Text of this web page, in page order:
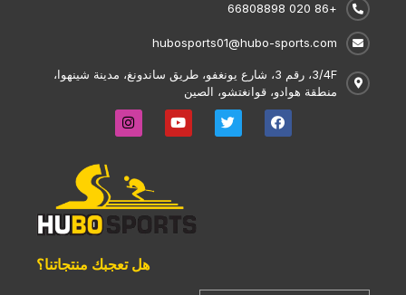
+86 020 66808898
hubosports01@hubo-sports.com
3/4F، رقم 3، شارع يونغفو، طريق ساندونغ، مدينة شينهوا،
منطقة هوادو، قوانغتشو، الصين
هل تعجبك منتجاتنا؟